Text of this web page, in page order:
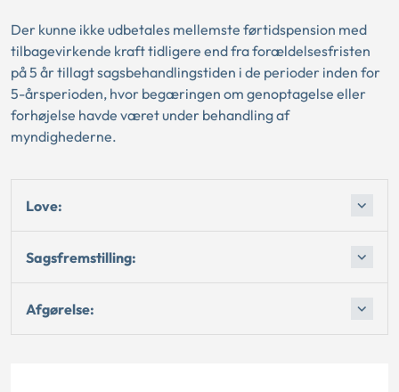
Der kunne ikke udbetales mellemste førtidspension med
tilbagevirkende kraft tidligere end fra forældelsesfristen
på 5 år tillagt sagsbehandlingstiden i de perioder inden for
5-årsperioden, hvor begæringen om genoptagelse eller
forhøjelse havde været under behandling af
myndighederne.
Love:
Sagsfremstilling:
Afgørelse: